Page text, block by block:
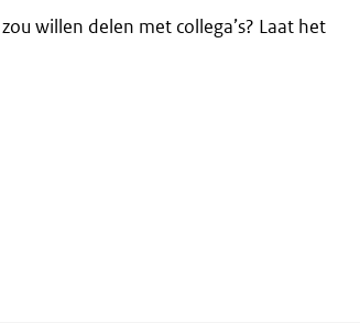
willen delen met collega’s? Laat het